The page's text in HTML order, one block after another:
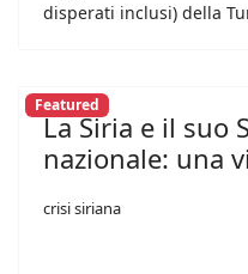
disperati inclusi) della
Featured
La Siria e il suo
nazionale: una
crisi siriana